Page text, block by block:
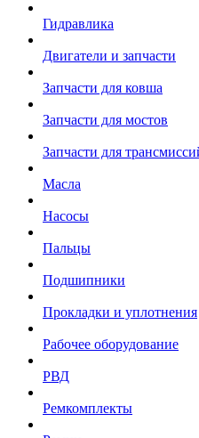
Гидравлика
Двигатели и запчасти
Запчасти для ковша
Запчасти для мостов
Запчасти для
Масла
Насосы
Пальцы
Подшипники
Прокладки и уплотнения
Рабочее оборудование
РВД
Ремкомплекты